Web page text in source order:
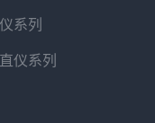
系列
仪系列